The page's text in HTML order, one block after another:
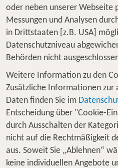
Städtereisen % DEALS
oder neben unserer Webseite
Messungen und Analysen
in Drittstaaten [z.B. USA]
Datenschutzniveau
Behörden nicht
Weitere Information zu den
Zusätzliche Informationen zur
Daten finden Sie im
Entscheidung über "Cookie-
durch Ausschalten der
nicht auf die Rechtmäßigkeit
aus. Soweit Sie „Ablehnen“
keine individuellen Angebote